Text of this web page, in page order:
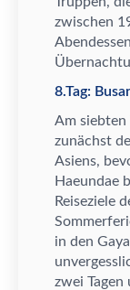
zwischen
Ü
8.Tag:
Am siebten
zunächst
Asiens,
Haeundae
Reiseziele
in den
zwei